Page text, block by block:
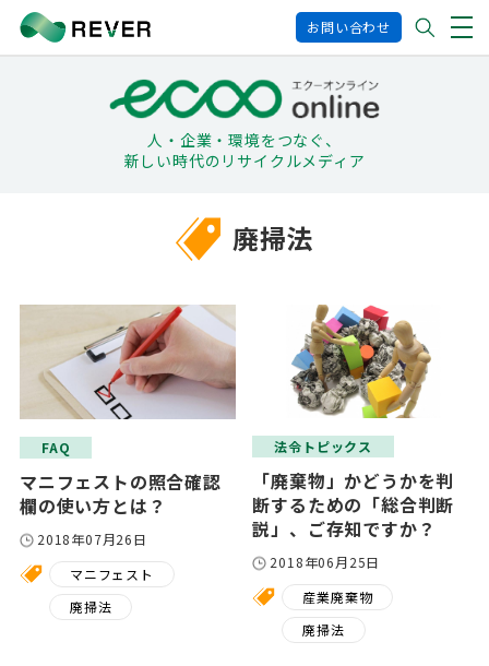
お問い合わせ
人・企業・環境をつなぐ、
新しい時代のリサイクルメディア
廃掃法
FAQ
マニフェストの照合確認
欄の使い方とは？
2018年07月26日
マニフェスト
廃掃法
法令トピックス
「廃棄物」かどうかを判
断するための「総合判断
説」、ご存知ですか？
2018年06月25日
産業廃棄物
廃掃法